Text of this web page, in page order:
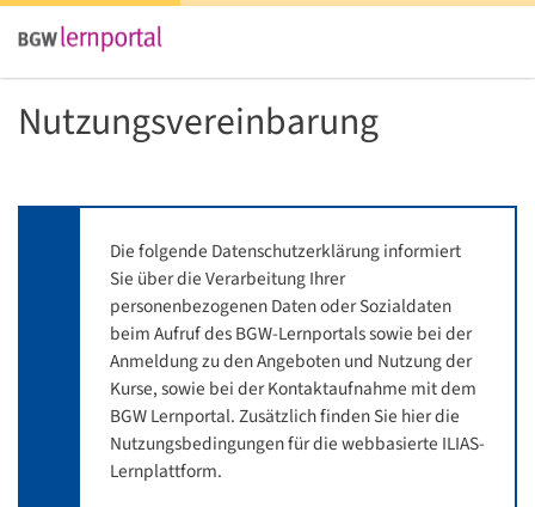
Nutzungsvereinbarung
Die folgende Datenschutzerklärung informiert
Sie über die Verarbeitung Ihrer
personenbezogenen Daten oder Sozialdaten
beim Aufruf des BGW-Lernportals sowie bei der
Anmeldung zu den Angeboten und Nutzung der
Kurse, sowie bei der Kontaktaufnahme mit dem
BGW Lernportal. Zusätzlich finden Sie hier die
Nutzungsbedingungen für die webbasierte ILIAS-
Lernplattform.